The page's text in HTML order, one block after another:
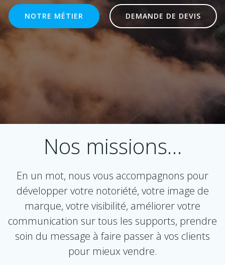
NOTRE MÉTIER DEMANDE DE DEVIS
Nos missions…
En un mot, nous vous accompagnons pour
développer votre notoriété, votre image de
marque, votre visibilité, améliorer votre
communication sur tous les supports, prendre
soin du message à faire passer à vos clients
pour mieux vendre.